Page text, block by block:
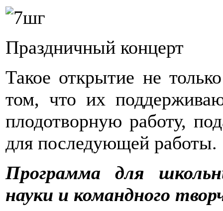
Праздничный концерт
Такое открытие не
том, что их
плодотворную работу,
для последующей работы.
Программа для
науки и командного